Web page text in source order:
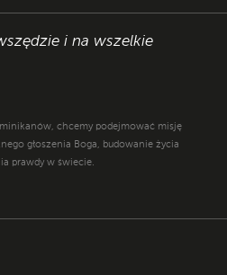
i na wszelkie
chcemy podejmować misję
głoszenia Boga, budowanie życia
prawdy w świecie.